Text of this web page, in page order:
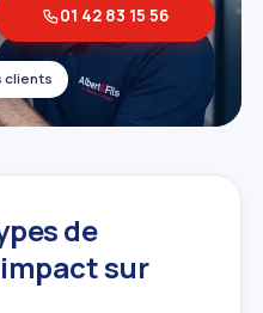
clients
01 42 83 15 56
de
sur